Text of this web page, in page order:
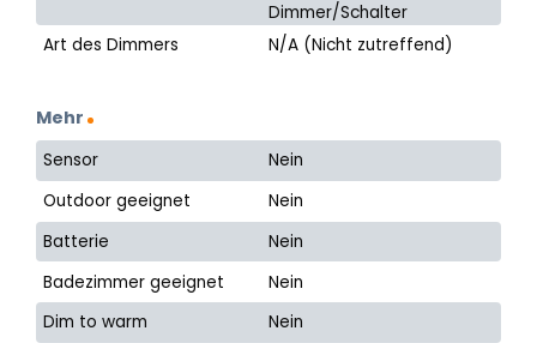
Dimmer/Schalter
Art des Dimmers
N/A (Nicht zutreffend)
Mehr
Sensor
Nein
Outdoor geeignet
Nein
Batterie
Nein
Badezimmer geeignet
Nein
Dim to warm
Nein